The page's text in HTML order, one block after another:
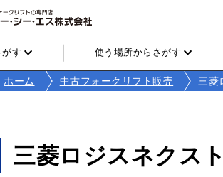
す 使う場所からさがす
ホーム 中古フォークリフト販売 三菱
三菱ロジスネクス